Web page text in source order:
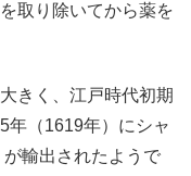
取り除いてから薬を
きく、江戸時代初期
年（1619年）にシャ
輸出されたようで